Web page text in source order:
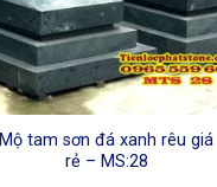
Mộ tam sơn đá xanh rêu giá
rẻ – MS:28